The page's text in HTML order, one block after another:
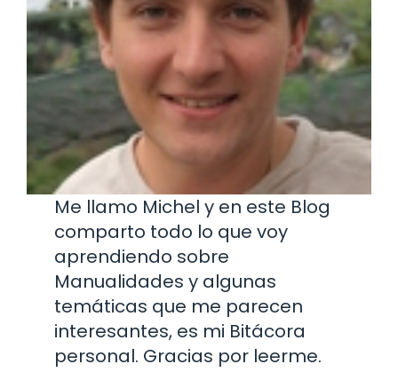
Me llamo Michel y en este Blog
comparto todo lo que voy
aprendiendo sobre
Manualidades y algunas
temáticas que me parecen
interesantes, es mi Bitácora
personal. Gracias por leerme.